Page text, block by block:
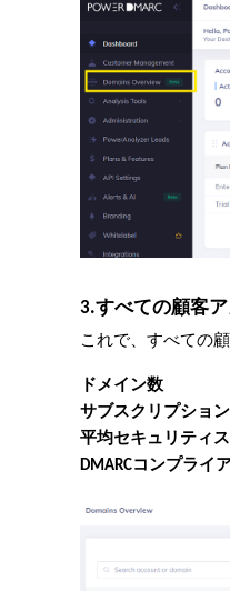
3.すべての顧客
これで、すべての
ドメイン数
サブスクリプショ
平均セキュリティ
DMARCコンプライ